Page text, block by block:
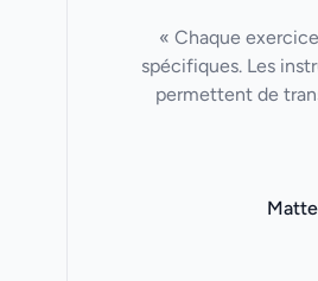
« Chaque
spécifiques. Les
permettent de